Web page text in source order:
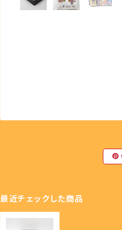
最近チェックした商品